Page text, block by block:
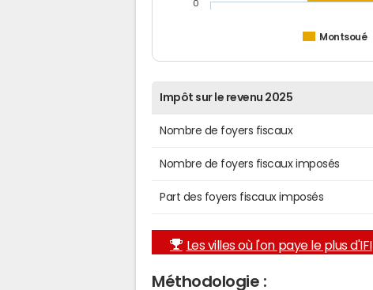
Montsoué
0
Impôt sur le revenu 2025
Nombre de foyers fiscaux
Nombre de foyers fiscaux imposés
Part des foyers fiscaux imposés
Les villes où l'on paye le plus d'IFI
Méthodologie :